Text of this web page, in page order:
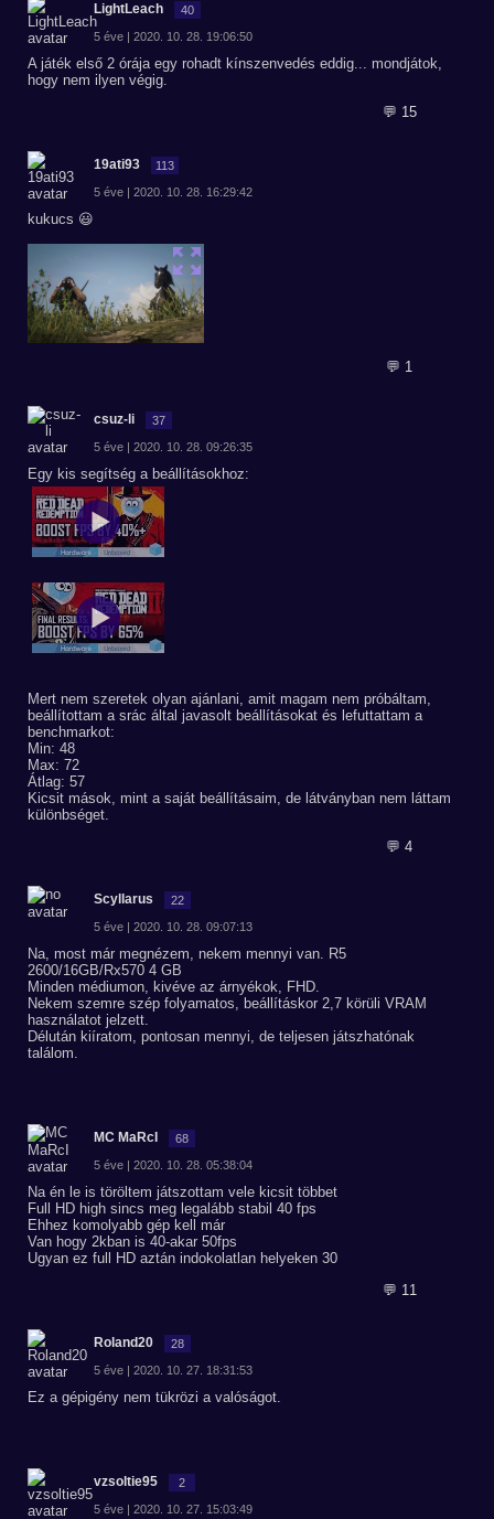
LightLeach 40
5 éve | 2020. 10. 28. 19:06:50
A játék első 2 órája egy rohadt kínszenvedés eddig... mondjátok,
hogy nem ilyen végig.
💬 15
19ati93 113
5 éve | 2020. 10. 28. 16:29:42
kukucs 😃
💬 1
csuz-li 37
5 éve | 2020. 10. 28. 09:26:35
Egy kis segítség a beállításokhoz:
Mert nem szeretek olyan ajánlani, amit magam nem próbáltam,
beállítottam a srác által javasolt beállításokat és lefuttattam a
benchmarkot:
Min: 48
Max: 72
Átlag: 57
Kicsit mások, mint a saját beállításaim, de látványban nem láttam
különbséget.
💬 4
Scyllarus 22
5 éve | 2020. 10. 28. 09:07:13
Na, most már megnézem, nekem mennyi van. R5
2600/16GB/Rx570 4 GB
Minden médiumon, kivéve az árnyékok, FHD.
Nekem szemre szép folyamatos, beállításkor 2,7 körüli VRAM
használatot jelzett.
Délután kiíratom, pontosan mennyi, de teljesen játszhatónak
találom.
MC MaRcI 68
5 éve | 2020. 10. 28. 05:38:04
Na én le is töröltem játszottam vele kicsit többet
Full HD high sincs meg legalább stabil 40 fps
Ehhez komolyabb gép kell már
Van hogy 2kban is 40-akar 50fps
Ugyan ez full HD aztán indokolatlan helyeken 30
💬 11
Roland20 28
5 éve | 2020. 10. 27. 18:31:53
Ez a gépigény nem tükrözi a valóságot.
vzsoltie95 2
5 éve | 2020. 10. 27. 15:03:49